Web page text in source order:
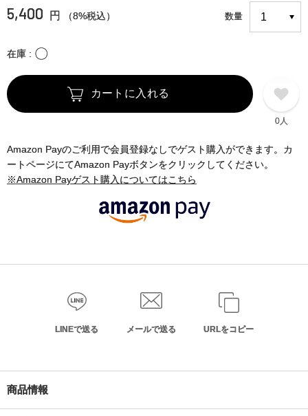
5,400 円 （8%税込） 数量
在庫 〇
カートに入れる
0人
Amazon Payのご利用で会員登録なしでゲスト購入ができます。カ
ートページにてAmazon Payボタンをクリックしてください。
※Amazon Payゲスト購入についてはこちら
LINEで送る メールで送る URLをコピー
商品情報